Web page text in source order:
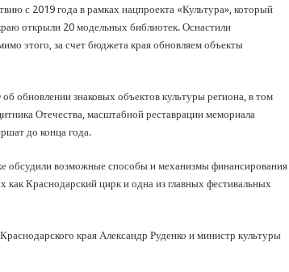
с 2019 года в рамках нацпроекта «Культура», который
открыли 20 модельных библиотек. Оснастили
этого, за счет бюджета края обновляем объекты
обновлении знаковых объектов культуры региона, в том
Отечества, масштабной реставрации мемориала
до конца года.
обсудили возможные способы и механизмы финансирования
как Краснодарский цирк и одна из главных фестивальных
края Александр Руденко и министр культуры